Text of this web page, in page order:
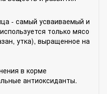
- самый усваиваемый и
только мясо
утка), выращенное на
в корме
антиоксиданты.